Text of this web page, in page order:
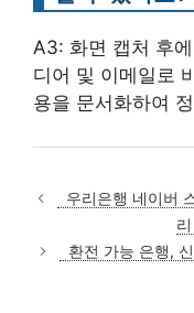
A3: 화면 캡처 후
디어 및 이메일로
용을 문서화하여
우리은행 네이버
환전 가능 은행,